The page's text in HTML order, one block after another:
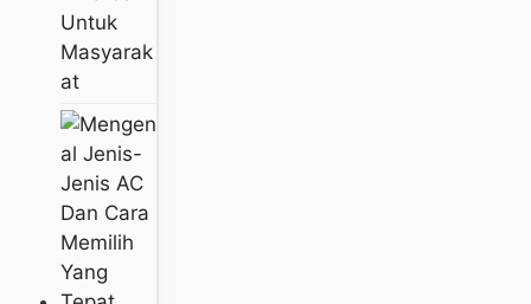
Untuk
Masyarak
At